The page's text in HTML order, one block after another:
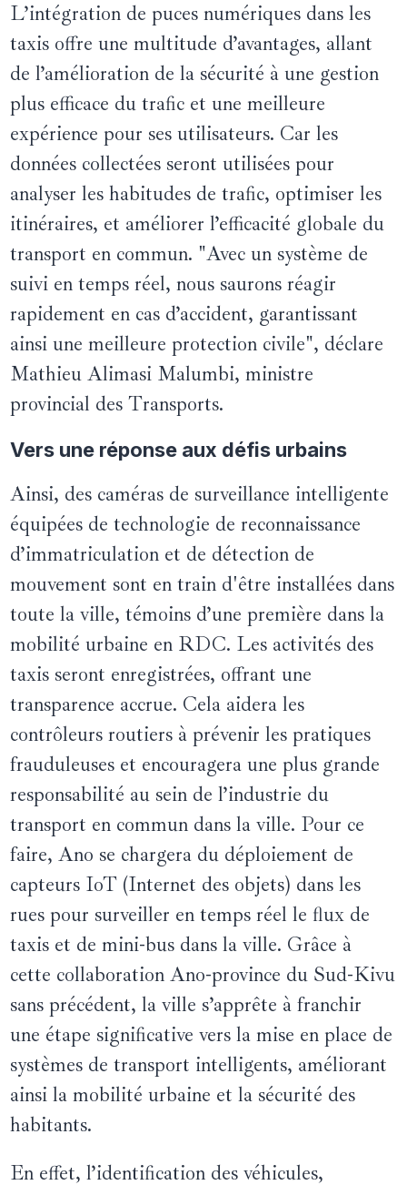
L’intégration de puces numériques dans les
taxis offre une multitude d’avantages, allant
de l’amélioration de la sécurité à une gestion
plus efficace du trafic et une meilleure
expérience pour ses utilisateurs. Car les
données collectées seront utilisées pour
analyser les habitudes de trafic, optimiser les
itinéraires, et améliorer l’efficacité globale du
transport en commun. "Avec un système de
suivi en temps réel, nous saurons réagir
rapidement en cas d’accident, garantissant
ainsi une meilleure protection civile", déclare
Mathieu Alimasi Malumbi, ministre
provincial des Transports.
Vers une réponse aux défis urbains
Ainsi, des caméras de surveillance intelligente
équipées de technologie de reconnaissance
d’immatriculation et de détection de
mouvement sont en train d'être installées dans
toute la ville, témoins d’une première dans la
mobilité urbaine en RDC. Les activités des
taxis seront enregistrées, offrant une
transparence accrue. Cela aidera les
contrôleurs routiers à prévenir les pratiques
frauduleuses et encouragera une plus grande
responsabilité au sein de l’industrie du
transport en commun dans la ville. Pour ce
faire, Ano se chargera du déploiement de
capteurs IoT (Internet des objets) dans les
rues pour surveiller en temps réel le flux de
taxis et de mini-bus dans la ville. Grâce à
cette collaboration Ano-province du Sud-Kivu
sans précédent, la ville s’apprête à franchir
une étape significative vers la mise en place de
systèmes de transport intelligents, améliorant
ainsi la mobilité urbaine et la sécurité des
habitants.
En effet, l’identification des véhicules,